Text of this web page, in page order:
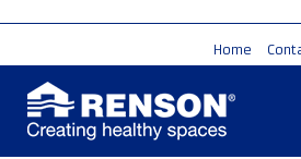
Home